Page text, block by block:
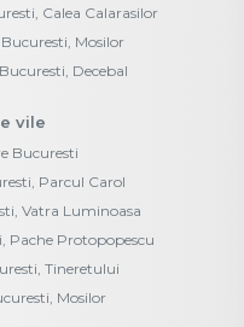
Calea Calarasilor
Mosilor
Decebal
vile
Bucuresti
Parcul Carol
Vatra Luminoasa
Pache Protopopescu
Tineretului
Mosilor